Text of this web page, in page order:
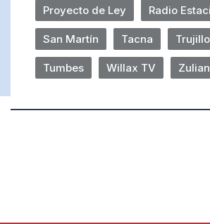
Proyecto de Ley Radio
San Martín Tacna Trujillo
Tumbes Willax TV